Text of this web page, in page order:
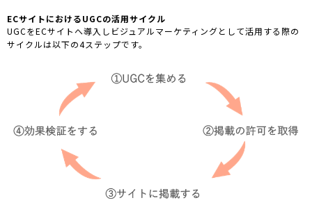
ECサイトにおけるUGCの活用サイクル
UGCをECサイトへ導入しビジュアルマーケティングとして活用する際の
サイクルは以下の4ステップです。